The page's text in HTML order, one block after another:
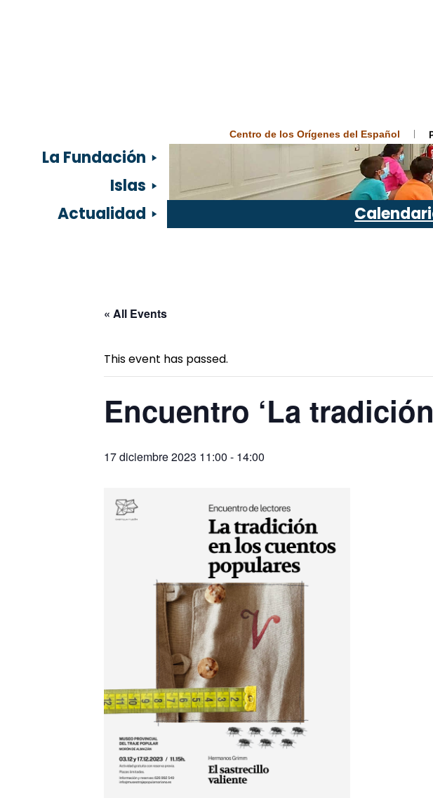
Centro de los Orígenes del Español
La Fundación
Islas
Actualidad
« All Events
This event has passed.
Encuentro ‘La
17 diciembre 2023 11:00 - 14:00